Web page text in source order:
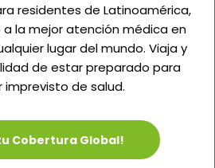
residentes de Latinoamérica,
la mejor atención médica en
lugar del mundo. Viaja y
de estar preparado para
imprevisto de salud.
Cobertura Global!